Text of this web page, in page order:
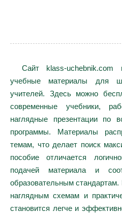
Сайт klass-uchebnik.com
учебные материалы для
учителей. Здесь можно
современные учебники,
наглядные презентации по
программы. Материалы
темам, что делает поиск
пособие отличается
подачей материала и
образовательным стандартам.
наглядным схемам и
становится легче и